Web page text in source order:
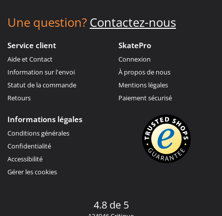
Une question? Contactez-nous
Service client
Aide et Contact
Information sur l'envoi
Statut de la commande
Retours
SkatePro
Connexion
À propos de nous
Mentions légales
Paiement sécurisé
Informations légales
Conditions générales
Confidentialité
Accessibilité
Gérer les cookies
4.8 de 5